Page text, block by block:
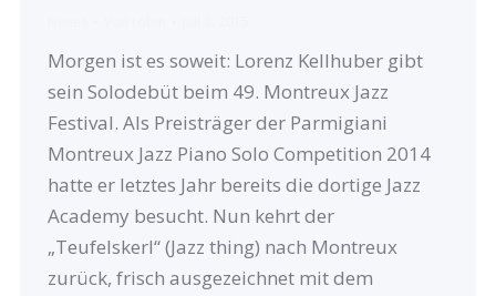
Morgen ist es soweit: Lorenz Kellhuber gibt
sein Solodebüt beim 49. Montreux Jazz
Festival. Als Preisträger der Parmigiani
Montreux Jazz Piano Solo Competition 2014
hatte er letztes Jahr bereits die dortige Jazz
Academy besucht. Nun kehrt der
„Teufelskerl“ (Jazz thing) nach Montreux
zurück, frisch ausgezeichnet mit dem